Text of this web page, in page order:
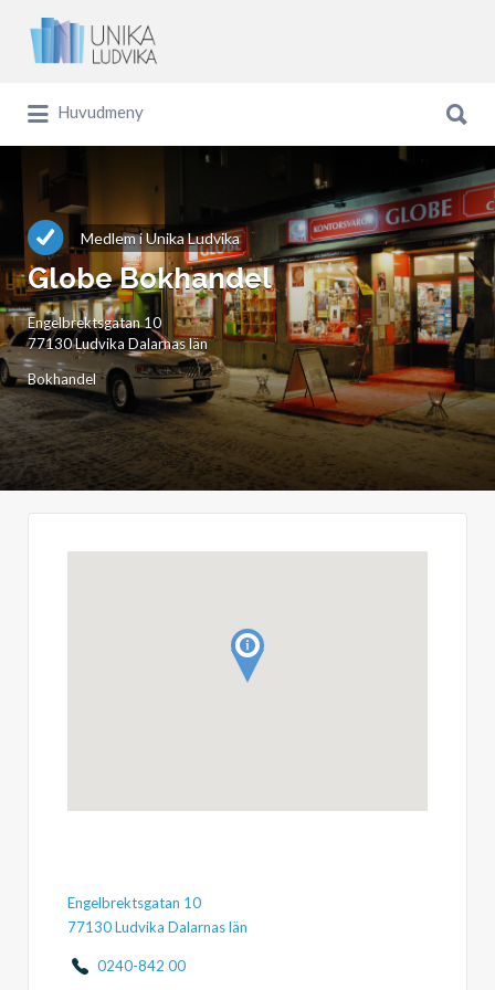
Sök
efter:
Huvudmeny
efter:
Medlem i Unika Ludvika
Globe Bokhandel
Engelbrektsgatan 10
77130 Ludvika Dalarnas län
Bokhandel
Engelbrektsgatan 10
77130 Ludvika Dalarnas län
0240-842 00